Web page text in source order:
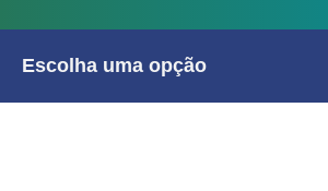
Escolha uma opção